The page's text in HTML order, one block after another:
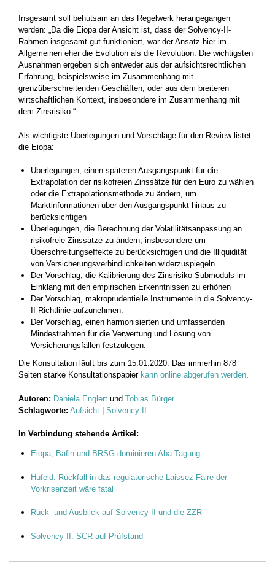
Insgesamt soll behutsam an das Regelwerk herangegangen
werden: „Da die Eiopa der Ansicht ist, dass der Solvency-II-
Rahmen insgesamt gut funktioniert, war der Ansatz hier im
Allgemeinen eher die Evolution als die Revolution. Die wichtigsten
Ausnahmen ergeben sich entweder aus der aufsichtsrechtlichen
Erfahrung, beispielsweise im Zusammenhang mit
grenzüberschreitenden Geschäften, oder aus dem breiteren
wirtschaftlichen Kontext, insbesondere im Zusammenhang mit
dem Zinsrisiko.“
Als wichtigste Überlegungen und Vorschläge für den Review listet
die Eiopa:
Überlegungen, einen späteren Ausgangspunkt für die
Extrapolation der risikofreien Zinssätze für den Euro zu wählen
oder die Extrapolationsmethode zu ändern, um
Marktinformationen über den Ausgangspunkt hinaus zu
berücksichtigen
Überlegungen, die Berechnung der Volatilitätsanpassung an
risikofreie Zinssätze zu ändern, insbesondere um
Überschreitungseffekte zu berücksichtigen und die Illiquidität
von Versicherungsverbindlichkeiten widerzuspiegeln.
Der Vorschlag, die Kalibrierung des Zinsrisiko-Submoduls im
Einklang mit den empirischen Erkenntnissen zu erhöhen
Der Vorschlag, makroprudentielle Instrumente in die Solvency-
II-Richtlinie aufzunehmen.
Der Vorschlag, einen harmonisierten und umfassenden
Mindestrahmen für die Verwertung und Lösung von
Versicherungsfällen festzulegen.
Die Konsultation läuft bis zum 15.01.2020. Das immerhin 878
Seiten starke Konsultationspapier kann online abgerufen werden.
Autoren: Daniela Englert und Tobias Bürger
Schlagworte: Aufsicht | Solvency II
In Verbindung stehende Artikel:
Eiopa, Bafin und BRSG dominieren Aba-Tagung
Hufeld: Rückfall in das regulatorische Laissez-Faire der
Vorkrisenzeit wäre fatal
Rück- und Ausblick auf Solvency II und die ZZR
Solvency II: SCR auf Prüfstand